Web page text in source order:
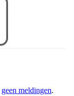
geen meldingen.